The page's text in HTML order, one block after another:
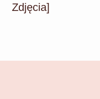
Zdjęcia]